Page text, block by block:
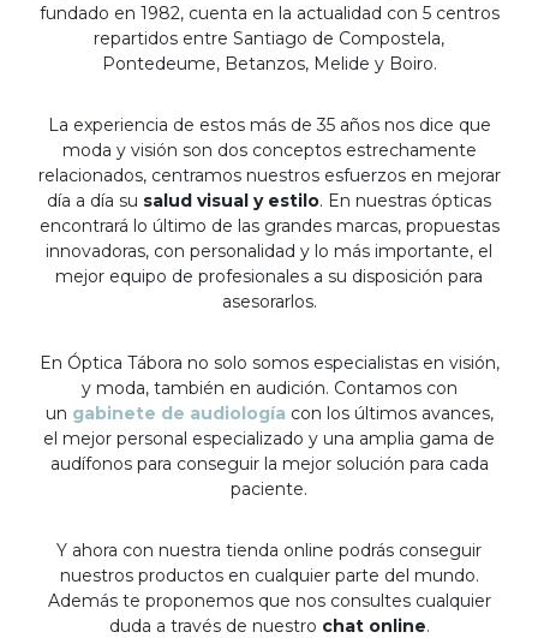
fundado en 1982, cuenta en la actualidad con 5 centros
repartidos entre Santiago de Compostela,
Pontedeume, Betanzos, Melide y Boiro.
La experiencia de estos más de 35 años nos dice que
moda y visión son dos conceptos estrechamente
relacionados, centramos nuestros esfuerzos en mejorar
día a día su salud visual y estilo. En nuestras ópticas
encontrará lo último de las grandes marcas, propuestas
innovadoras, con personalidad y lo más importante, el
mejor equipo de profesionales a su disposición para
asesorarlos.
En Óptica Tábora no solo somos especialistas en visión,
y moda, también en audición. Contamos con
un gabinete de audiología con los últimos avances,
el mejor personal especializado y una amplia gama de
audífonos para conseguir la mejor solución para cada
paciente.
Y ahora con nuestra tienda online podrás conseguir
nuestros productos en cualquier parte del mundo.
Además te proponemos que nos consultes cualquier
duda a través de nuestro chat online.